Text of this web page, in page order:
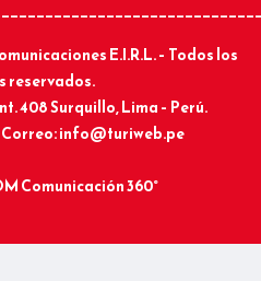
E.I.R.L. – Todos los
reservados.
408 Surquillo, Lima – Perú.
| Correo: info@turiweb.pe
Comunicación 360°